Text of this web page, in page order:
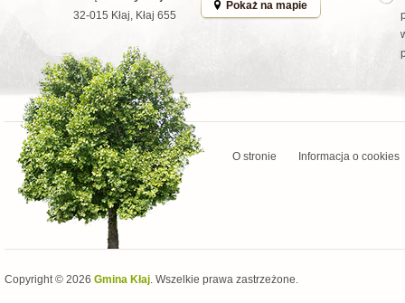
Pokaż na mapie
32-015 Kłaj, Kłaj 655
O stronie Informacja o cookies
Copyright © 2026 Gmina Kłaj. Wszelkie prawa zastrzeżone.